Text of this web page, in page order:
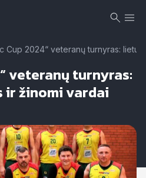
Cup 2024“ veteranų turnyras:
veteranų turnyras:
ir žinomi vardai